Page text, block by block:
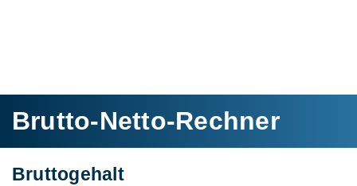
Brutto-Netto-Rechner
Bruttogehalt